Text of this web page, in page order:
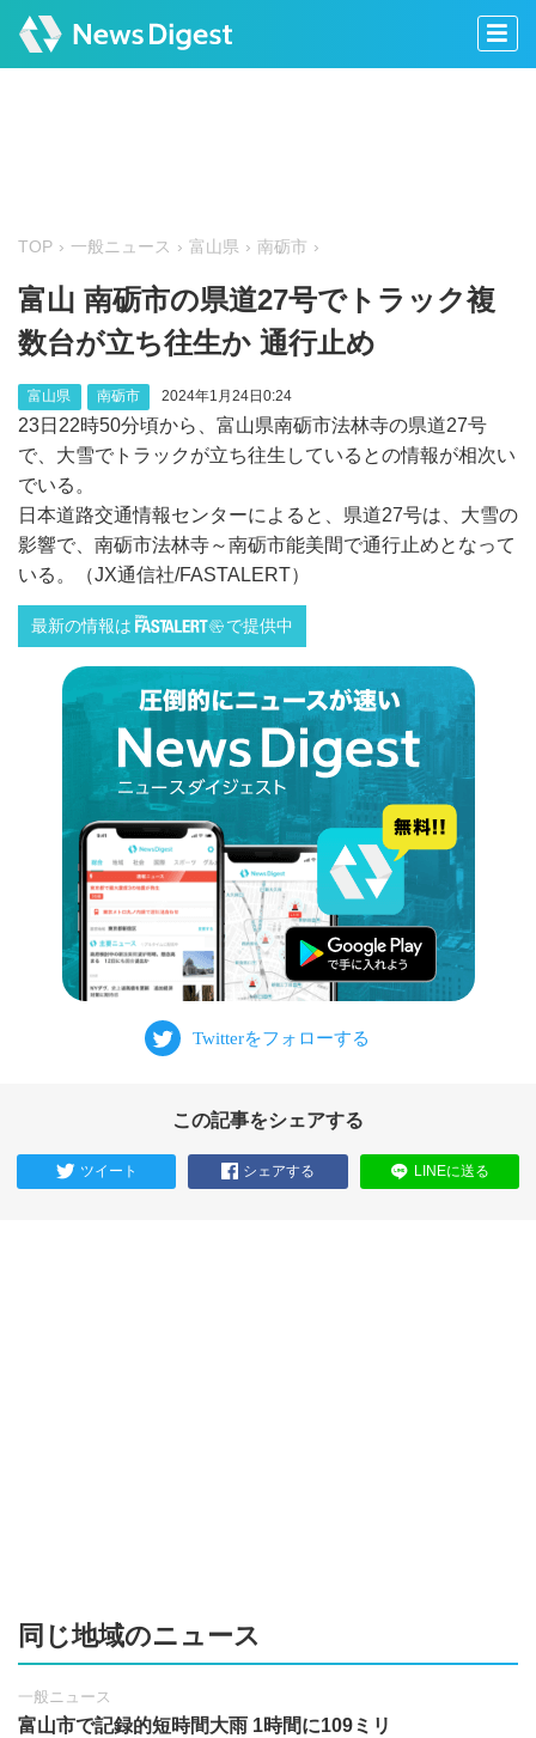
TOP 一般ニュース 富山県 南砺市
富山 南砺市の県道27号でトラック複
数台が立ち往生か 通行止め
富山県 南砺市 2024年1月24日0:24
23日22時50分頃から、富山県南砺市法林寺の県道27号
で、大雪でトラックが立ち往生しているとの情報が相次い
でいる。
日本道路交通情報センターによると、県道27号は、大雪の
影響で、南砺市法林寺～南砺市能美間で通行止めとなって
いる。（JX通信社/FASTALERT）
最新の情報は で提供中
この記事をシェアする
ツイート シェアする LINEに送る
同じ地域のニュース
一般ニュース
富山市で記録的短時間大雨 1時間に109ミリ